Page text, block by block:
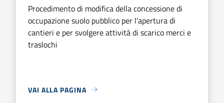
Procedimento di modifica della concessione di
occupazione suolo pubblico per l'apertura di
cantieri e per svolgere attività di scarico merci e
traslochi
VAI ALLA PAGINA